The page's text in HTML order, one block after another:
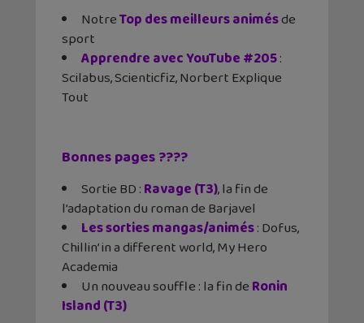
NotreTop des meilleurs animésde
sport
Apprendre avec YouTube #205:
Scilabus, Scienticfiz, Norbert Explique
Tout
Bonnes pages ????
Sortie BD :Ravage (T3), la fin de
l’adaptation du roman de Barjavel
Les sorties mangas/animés: Dofus,
Chillin’ in a different world, My Hero
Academia
Un nouveau souffle : la fin deRonin
Island (T3)